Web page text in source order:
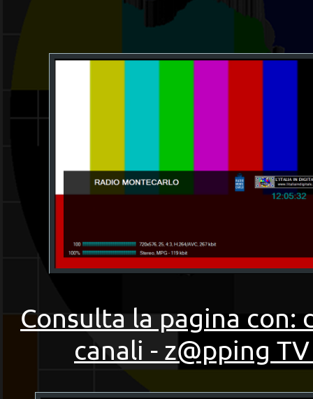
Consulta la pagina con:
canali - z@pping